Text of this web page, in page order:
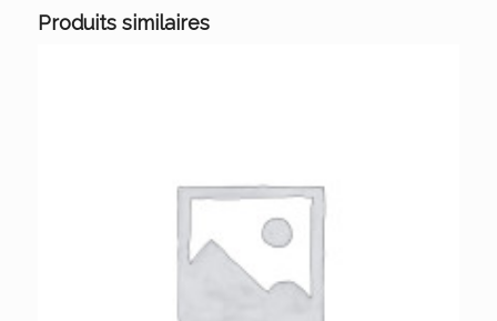
Produits similaires